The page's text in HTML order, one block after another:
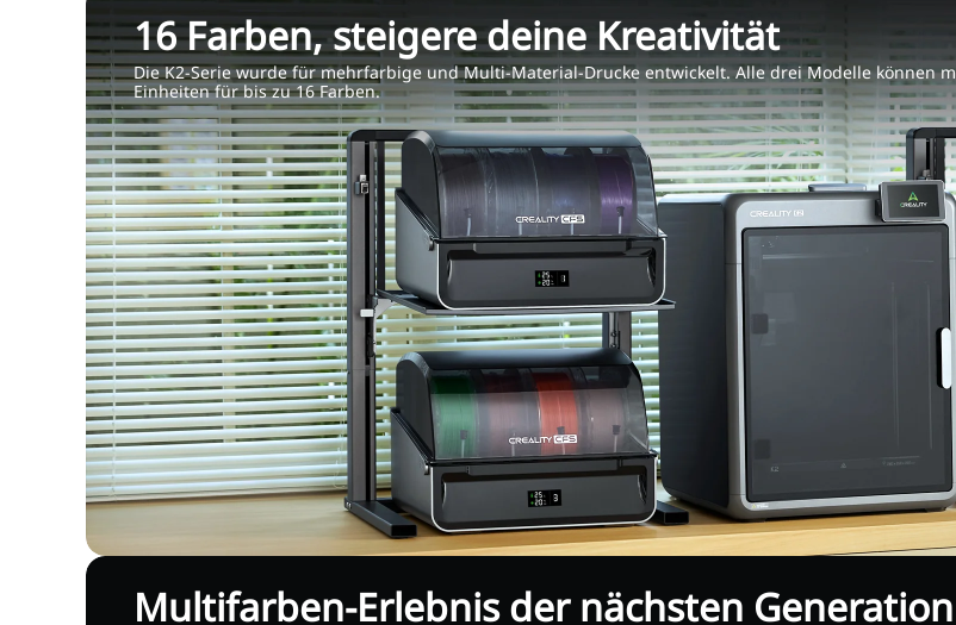
16 Farben, steigere deine Kreativität
Die K2-Serie wurde für mehrfarbige und Multi-Material-Drucke entwickelt. Alle drei Modelle können
Einheiten für bis zu 16 Farben.
Multifarben-Erlebnis der nächsten Generation